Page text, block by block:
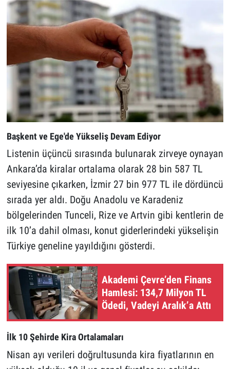
Başkent ve Ege'de Yükseliş Devam Ediyor
Listenin üçüncü sırasında bulunarak zirveye oynayan
Ankara’da kiralar ortalama olarak 28 bin 587 TL
seviyesine çıkarken, İzmir 27 bin 977 TL ile dördüncü
sırada yer aldı. Doğu Anadolu ve Karadeniz
bölgelerinden Tunceli, Rize ve Artvin gibi kentlerin de
ilk 10’a dahil olması, konut giderlerindeki yükselişin
Türkiye geneline yayıldığını gösterdi.
Akademi Çevre’den Finans
Hamlesi: 134,7 Milyon TL
Ödedi, Vadeyi Aralık’a Attı
İlk 10 Şehirde Kira Ortalamaları
Nisan ayı verileri doğrultusunda kira fiyatlarının en